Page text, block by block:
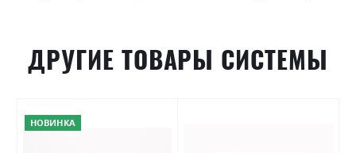
ДРУГИЕ ТОВАРЫ СИСТЕМЫ
НОВИНКА